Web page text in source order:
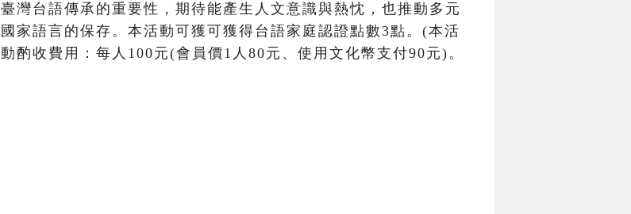
臺灣台語傳承的重要性，期待能產生人文意識與熱忱，也推動多元
國家語言的保存。本活動可獲可獲得台語家庭認證點數3點。(本活
動酌收費用：每人100元(會員價1人80元、使用文化幣支付90元)。